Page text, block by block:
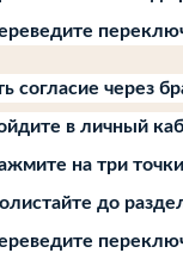
согласие через
в личный
на три
до